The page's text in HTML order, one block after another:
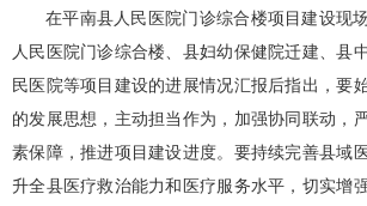
在平南县人民医院门诊综合楼项目建设现
人民医院门诊综合楼、县妇幼保健院迁建、县
民医院等项目建设的进展情况汇报后指出，要
的发展思想，主动担当作为，加强协同联动，
素保障，推进项目建设进度。要持续完善县域
升全县医疗救治能力和医疗服务水平，切实增